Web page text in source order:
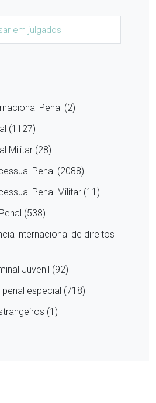
Penal (2)
(1127)
Militar (28)
Penal (2088)
Penal Militar (11)
(538)
internacional de direitos
Juvenil (92)
especial (718)
(1)